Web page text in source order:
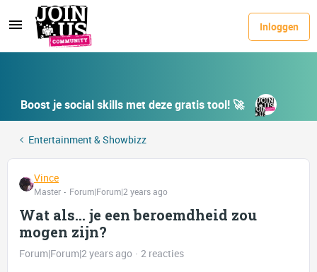
Inloggen
Boost je social skills met deze gratis tool! 🚀
Entertainment & Showbizz
Vince
Master Forum|Forum|2 years ago
Wat als... je een beroemdheid zou
mogen zijn?
Forum|Forum|2 years ago
2 reacties